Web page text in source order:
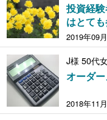
投資経
はとて
2019年09
J様 50代
オーダ
2018年11